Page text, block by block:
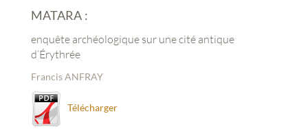
MATARA :
enquête archéologique sur une cité antique
d’Érythrée
Francis ANFRAY
Télécharger